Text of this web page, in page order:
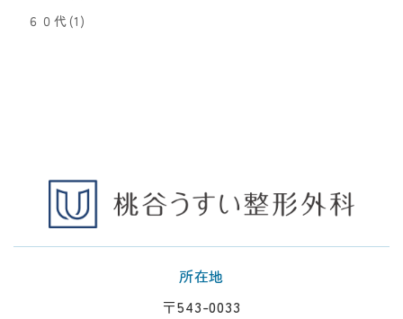
６０代(1)
所在地
〒543-0033